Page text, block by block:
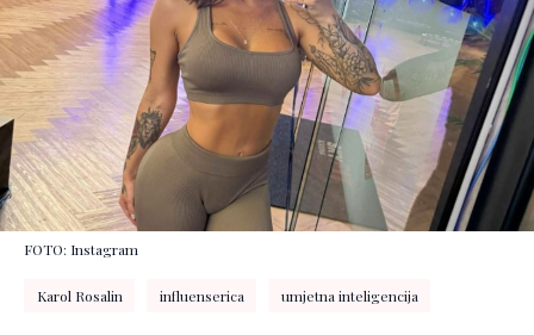
FOTO: Instagram
Karol Rosalin influenserica umjetna inteligencija